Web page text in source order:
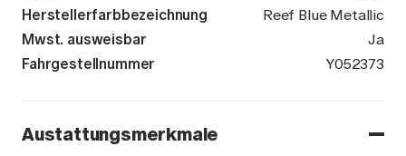
Herstellerfarbbezeichnung
Reef Blue Metallic
Mwst. ausweisbar
Ja
Fahrgestellnummer
WVGZZZC1ZNY052373
Austattungsmerkmale